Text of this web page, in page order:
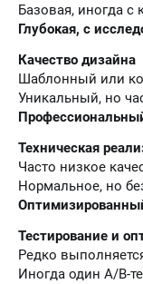
Базовая, иногда с
Глубокая, с
Качество дизайна
Шаблонный или
Уникальный, но
Техническая
Часто низкое
Нормальное, но
Тестирование и
Редко
Иногда один A/B-